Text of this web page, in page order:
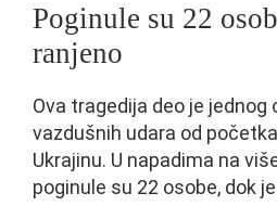
Poginule su 22
ranjeno
Ova tragedija deo je jednog
vazdušnih udara od
Ukrajinu. U napadima na
poginule su 22 osobe, dok